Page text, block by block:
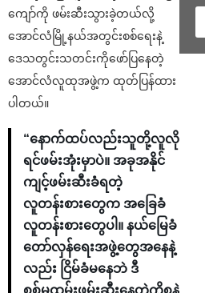
ကျော်ကို ဖမ်းဆီးသွားခဲ့တယ်လို့
အောင်လံမြို့နယ်အတွင်းစစ်ရေးနဲ့
ဒေသတွင်းသတင်းကိုဖော်ပြနေတဲ့
အောင်လံလူထုအဖွဲ့က ထုတ်ပြန်ထား
ပါတယ်။
“နောက်ထပ်လည်းသူတို့လူလို
ရင်ဖမ်းအုံးမှာပဲ။ အခုအနိုင်
ကျင့်ဖမ်းဆီးခံရတဲ့
လူတန်းစားတွေက အခြေခံ
လူတန်းစားတွေပါ။ နယ်မြေခံ
တော်လှန်ရေးအဖွဲ့တွေအနေနဲ့
လည်း ငြိမ်ခံမနေဘဲ ဒီ